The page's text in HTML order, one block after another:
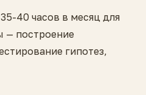
40 часов в месяц для
— построение
гипотез,